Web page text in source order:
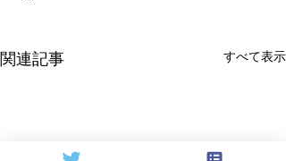
関連記事 すべて表示